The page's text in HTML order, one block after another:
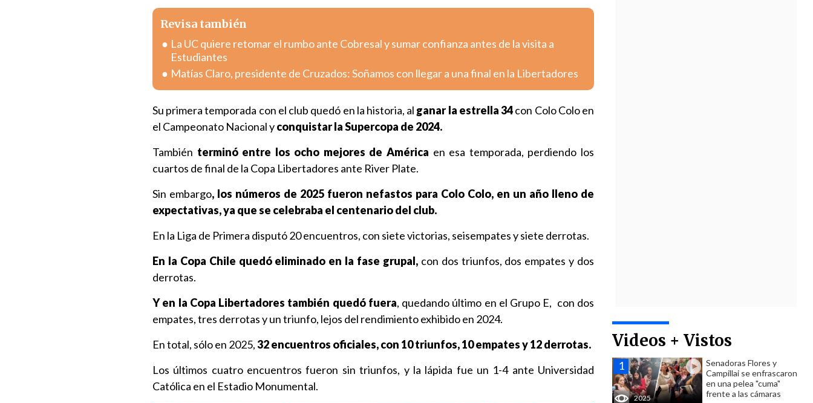
Videos + Vistos
2025
Senadoras Flores y
Campillai se enfrascaron
en una pelea "cuma"
frente a las cámaras
Revisa también
La UC quiere retomar el rumbo ante Cobresal y sumar confianza antes de la visita a
Estudiantes
Matías Claro, presidente de Cruzados: Soñamos con llegar a una final en la Libertadores
Su primera temporada con el club quedó en la historia, al ganar la estrella 34con Colo Colo en
el Campeonato Nacional yconquistar la Supercopa de 2024.
También terminó entre los ocho mejores de América en esa temporada, perdiendo los
cuartos de final de la Copa Libertadores ante River Plate.
Sin embargo, los números de 2025 fueron nefastos para Colo Colo, en un año lleno de
expectativas, ya que se celebraba el centenario del club.
En la Liga de Primera disputó 20 encuentros, con siete victorias, seisempates y siete derrotas.
En la Copa Chile quedó eliminado en la fase grupal,con dos triunfos, dos empates y dos
derrotas.
Y en la Copa Libertadores también quedó fuera, quedando último en el Grupo E, con dos
empates, tres derrotas y un triunfo, lejos del rendimiento exhibido en 2024.
En total, sólo en 2025,32 encuentros oficiales, con 10 triunfos, 10 empates y 12 derrotas.
Los últimos cuatro encuentros fueron sin triunfos, y la lápida fue un 1-4 ante Universidad
Católica en el Estadio Monumental.